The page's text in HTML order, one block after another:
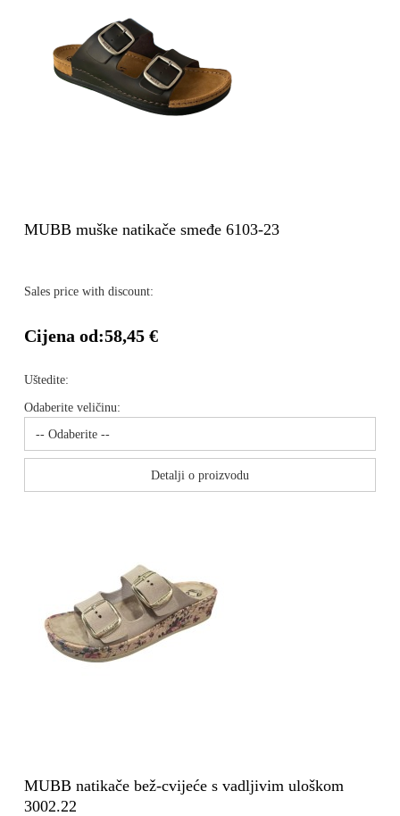
MUBB muške natikače smeđe 6103-23
Sales price with discount:
Cijena od:58,45 €
Uštedite:
Odaberite veličinu:
Detalji o proizvodu
MUBB natikače bež-cvijeće s vadljivim uloškom
3002.22